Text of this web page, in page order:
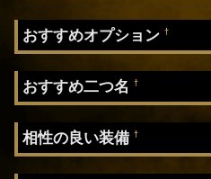
おすすめオプション†
おすすめ二つ名†
相性の良い装備†